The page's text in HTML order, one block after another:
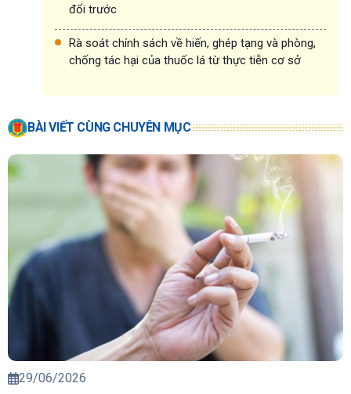
đổi trước
Rà soát chính sách về hiến, ghép tạng và phòng,
chống tác hại của thuốc lá từ thực tiễn cơ sở
BÀI VIẾT CÙNG CHUYÊN MỤC
29/06/2026